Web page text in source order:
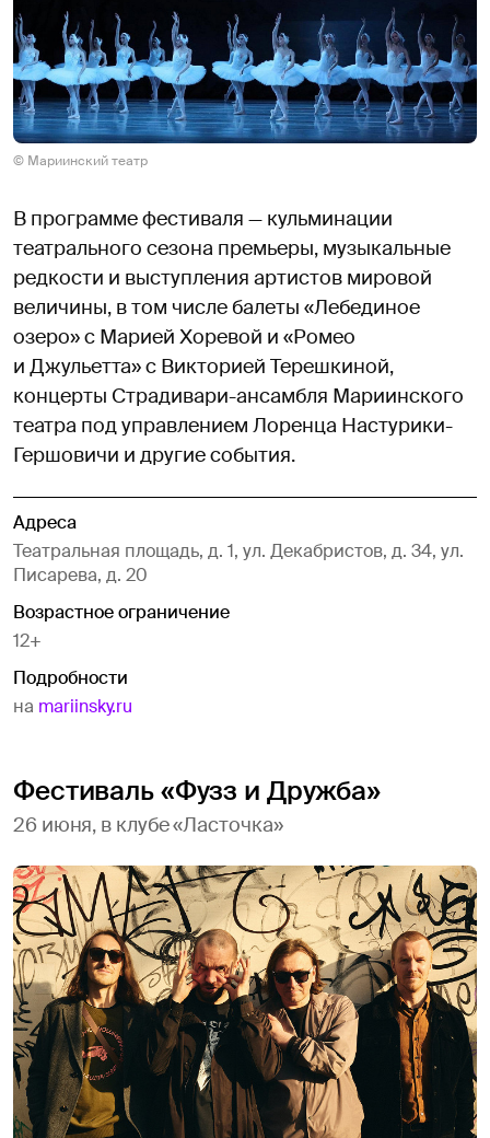
© Мариинский театр
В программе фестиваля — кульминации
театрального сезона премьеры, музыкальные
редкости и выступления артистов мировой
величины, в том числе балеты «Лебединое
озеро» с Марией Хоревой и «Ромео
и Джульетта» с Викторией Терешкиной,
концерты Страдивари-ансамбля Мариинского
театра под управлением Лоренца Настурики-
Гершовичи и другие события.
Адреса
Театральная площадь, д. 1, ул. Декабристов, д. 34, ул.
Писарева, д. 20
Возрастное ограничение
12+
Подробности
на mariinsky.ru
Фестиваль «Фузз и Дружба»
26 июня, в клубе «Ласточка»